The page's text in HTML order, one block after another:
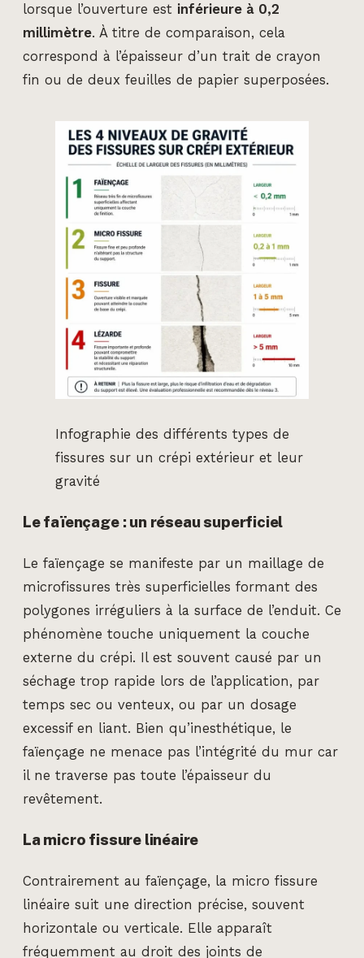
lorsque l’ouverture est inférieure à 0,2
millimètre. À titre de comparaison, cela
correspond à l’épaisseur d’un trait de crayon
fin ou de deux feuilles de papier superposées.
Infographie des différents types de
fissures sur un crépi extérieur et leur
gravité
Le faïençage : un réseau superficiel
Le faïençage se manifeste par un maillage de
microfissures très superficielles formant des
polygones irréguliers à la surface de l’enduit. Ce
phénomène touche uniquement la couche
externe du crépi. Il est souvent causé par un
séchage trop rapide lors de l’application, par
temps sec ou venteux, ou par un dosage
excessif en liant. Bien qu’inesthétique, le
faïençage ne menace pas l’intégrité du mur car
il ne traverse pas toute l’épaisseur du
revêtement.
La micro fissure linéaire
Contrairement au faïençage, la micro fissure
linéaire suit une direction précise, souvent
horizontale ou verticale. Elle apparaît
fréquemment au droit des joints de